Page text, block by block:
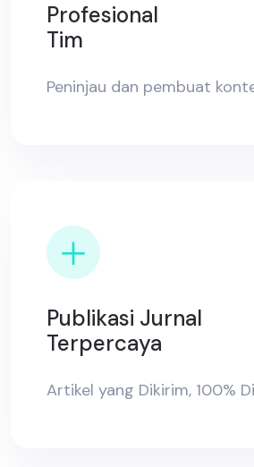
Profesional
Tim
Peninjau dan pembuat
Publikasi Jurnal
Terpercaya
Artikel yang Dikirim, 100%